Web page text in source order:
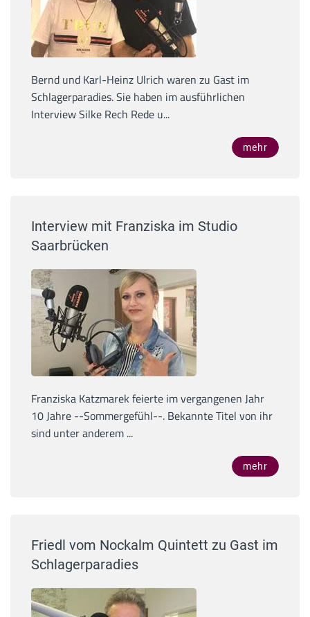
Bernd und Karl-Heinz Ulrich waren zu Gast im
Schlagerparadies. Sie haben im ausführlichen
Interview Silke Rech Rede u...
mehr
Interview mit Franziska im Studio
Saarbrücken
Franziska Katzmarek feierte im vergangenen Jahr
10 Jahre --Sommergefühl--. Bekannte Titel von ihr
sind unter anderem ...
mehr
Friedl vom Nockalm Quintett zu Gast im
Schlagerparadies